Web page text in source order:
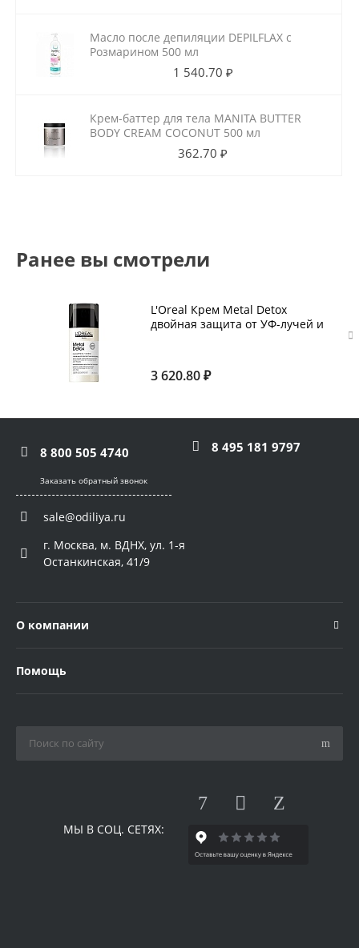
Масло после депиляции DEPILFLAX с
Розмарином 500 мл
1 540.70 ₽
Крем-баттер для тела MANITA BUTTER
BODY CREAM COCONUT 500 мл
362.70 ₽
Ранее вы смотрели
L'Oreal Крем Metal Detox
двойная защита от УФ-лучей и
3 620.80 ₽
8 800 505 4740 8 495 181 9797
Заказать обратный звонок
sale@odiliya.ru
г. Москва, м. ВДНХ, ул. 1-я
Останкинская, 41/9
О компании
Помощь
МЫ В СОЦ. СЕТЯХ: